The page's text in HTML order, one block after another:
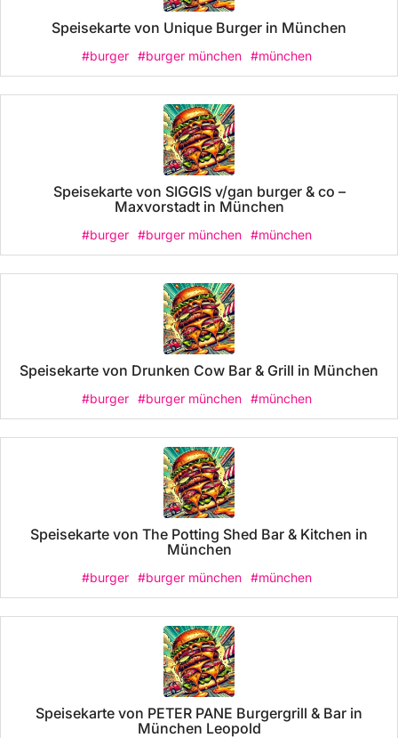
Speisekarte von Unique Burger in München
#burger #burger münchen #münchen
Speisekarte von SIGGIS v/gan burger & co –
Maxvorstadt in München
#burger #burger münchen #münchen
Speisekarte von Drunken Cow Bar & Grill in München
#burger #burger münchen #münchen
Speisekarte von The Potting Shed Bar & Kitchen in
München
#burger #burger münchen #münchen
Speisekarte von PETER PANE Burgergrill & Bar in
München Leopold